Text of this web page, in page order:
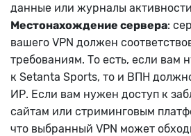
данные или журналы
Местонахождение сервера:
вашего VPN должен
требованиям. То есть, если вам
к Setanta Sports, то и ВПН
ИР. Если вам нужен доступ к
сайтам или стриминговым
что выбранный VPN может